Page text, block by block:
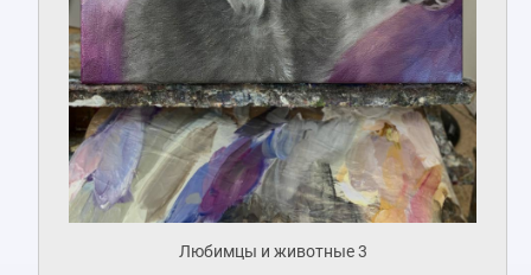
Любимцы и животные 3